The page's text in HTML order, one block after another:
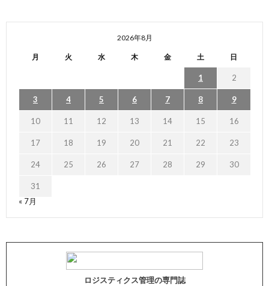
2026年8月
月 火 水 木 金 土 日
1 2
3 4 5 6 7 8 9
10 11 12 13 14 15 16
17 18 19 20 21 22 23
24 25 26 27 28 29 30
31
« 7月
ロジスティクス管理の専門誌